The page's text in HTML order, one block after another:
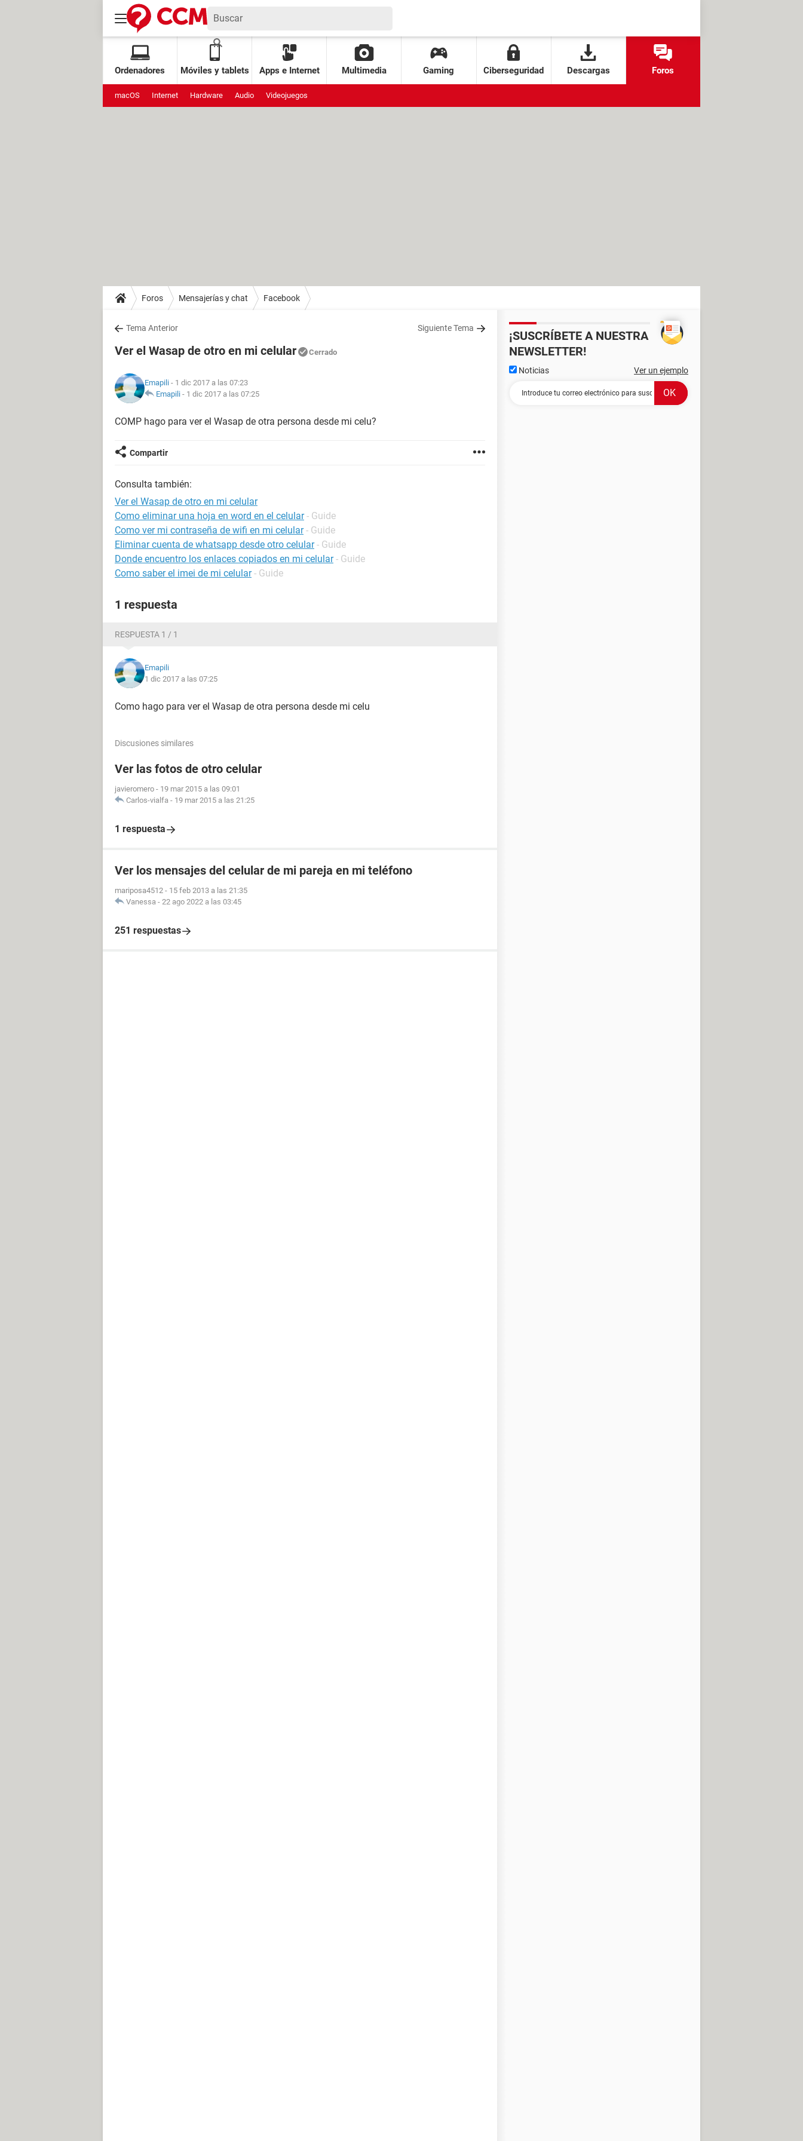
Ordenadores Móviles y tablets Apps e Internet Multimedia Gaming Ciberseguridad Descargas Foros
macOS Internet Hardware Audio Videojuegos
Foros Mensajerías y chat Facebook
Tema Anterior Siguiente Tema
Ver el Wasap de otro en mi celular Cerrado
Emapili - 1 dic 2017 a las 07:23
Emapili - 1 dic 2017 a las 07:25
COMP hago para ver el Wasap de otra persona desde mi celu?
Compartir
Consulta también:
Ver el Wasap de otro en mi celular
Como eliminar una hoja en word en el celular - Guide
Como ver mi contraseña de wifi en mi celular - Guide
Eliminar cuenta de whatsapp desde otro celular - Guide
Donde encuentro los enlaces copiados en mi celular - Guide
Como saber el imei de mi celular - Guide
1 respuesta
RESPUESTA 1 / 1
Emapili
1 dic 2017 a las 07:25
Como hago para ver el Wasap de otra persona desde mi celu
Discusiones similares
Ver las fotos de otro celular
javieromero - 19 mar 2015 a las 09:01
Carlos-vialfa - 19 mar 2015 a las 21:25
1 respuesta
Ver los mensajes del celular de mi pareja en mi teléfono
mariposa4512 - 15 feb 2013 a las 21:35
Vanessa - 22 ago 2022 a las 03:45
251 respuestas
¡SUSCRÍBETE A NUESTRA
NEWSLETTER!
Noticias Ver un ejemplo